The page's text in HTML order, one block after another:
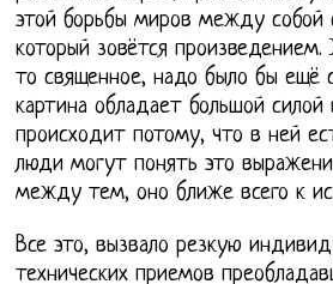
этой борьбы миров между собой
который зовётся
то священное, надо было бы ещё
картина обладает большой силой
происходит потому, что в ней
люди могут понять это
между тем, оно ближе всего к
Все это, вызвало резкую
технических приемов